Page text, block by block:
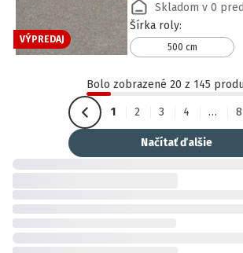
VÝPREDAJ
Skladom v 0
Šírka roly:
500 cm
Bolo zobrazené 20 z 145
1 2 3 4 … 8
Načítať ďalšie